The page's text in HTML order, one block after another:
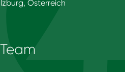
Österreich